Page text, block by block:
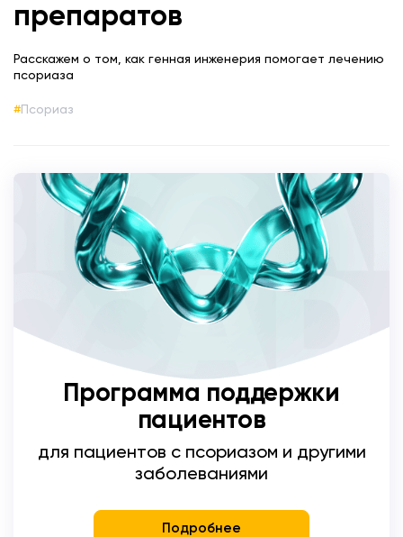
препаратов
Расскажем о том, как генная инженерия помогает лечению
псориаза
Псориаз
Программа поддержки
пациентов
для пациентов с псориазом и другими
заболеваниями
Подробнее